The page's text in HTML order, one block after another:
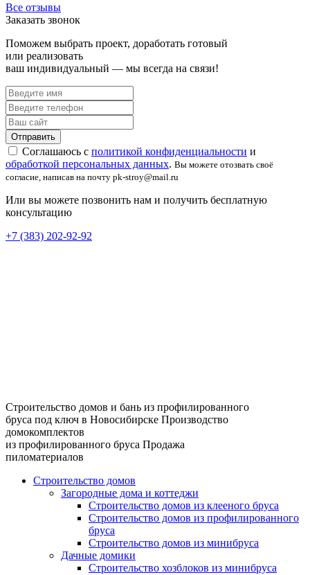
Все отзывы
Заказать звонок
Поможем выбрать проект, доработать готовый
или реализовать
ваш индивидуальный — мы всегда на связи!
Соглашаюсь с политикой конфиденциальности и
обработкой персональных данных. Вы можете отозвать своё
согласие, написав на почту pk-stroy@mail.ru
Или вы можете позвонить нам и получить бесплатную
консультацию
+7 (383) 202-92-92
Строительство домов и бань из профилированного
бруса под ключ в Новосибирске Производство
домокомплектов
из профилированного бруса Продажа
пиломатериалов
Строительство домов
Загородные дома и коттеджи
Строительство домов из клееного бруса
Строительство домов из профилированного
бруса
Строительство домов из минибруса
Дачные домики
Строительство хозблоков из минибруса